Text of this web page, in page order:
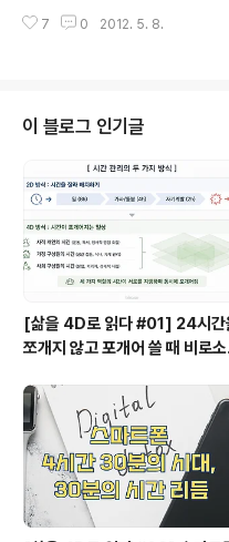
기 때문이 아닐까 합니다. 에서도 이전
야 할 때가 있습니다. 사실 우리는 그것
이런 맥락에서 절대가치라는 것을 가
이야기 합니다. 오랜 기간 동안 다양한
내용을 바탕으로 우리가 쉽게 넘어가
것에 다시 한번 생각하게 해주는 책이
책을 쓴 사람은 마케팅이나 경제 전문
아닙니다. 저자는 윌리엄 파..
7 0 2012. 5. 8.
이 블로그 인기글
[삶을 4D로 읽다 #01] 24시간
쪼개지 않고 포개어 쓸 때 비로소